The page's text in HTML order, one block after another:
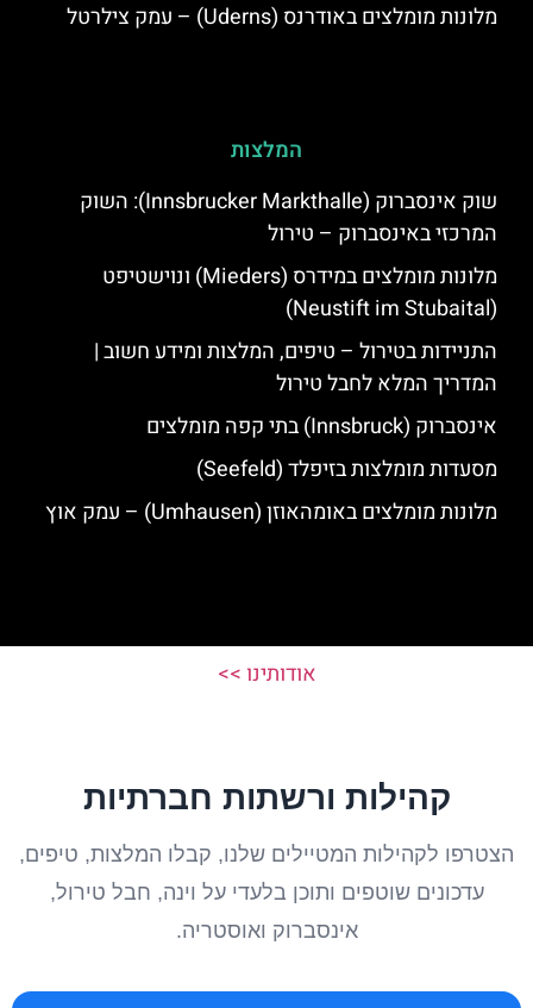
מלונות מומלצים באודרנס (Uderns) – עמק צילרטל
המלצות
שוק אינסברוק (Innsbrucker Markthalle): השוק
המרכזי באינסברוק – טירול
מלונות מומלצים במידרס (Mieders) ונוישטיפט
(Neustift im Stubaital)
התניידות בטירול – טיפים, המלצות ומידע חשוב |
המדריך המלא לחבל טירול
אינסברוק (Innsbruck) בתי קפה מומלצים
מסעדות מומלצות בזיפלד (Seefeld)
מלונות מומלצים באומהאוזן (Umhausen) – עמק אוץ
אודותינו >>
קהילות ורשתות חברתיות
הצטרפו לקהילות המטיילים שלנו, קבלו המלצות, טיפים,
עדכונים שוטפים ותוכן בלעדי על וינה, חבל טירול,
אינסברוק ואוסטריה.